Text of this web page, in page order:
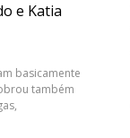
e Katia
basicamente
também